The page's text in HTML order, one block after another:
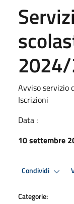
Avviso servizio
Iscrizioni
Data :
10 settembre
Condividi
Categorie: